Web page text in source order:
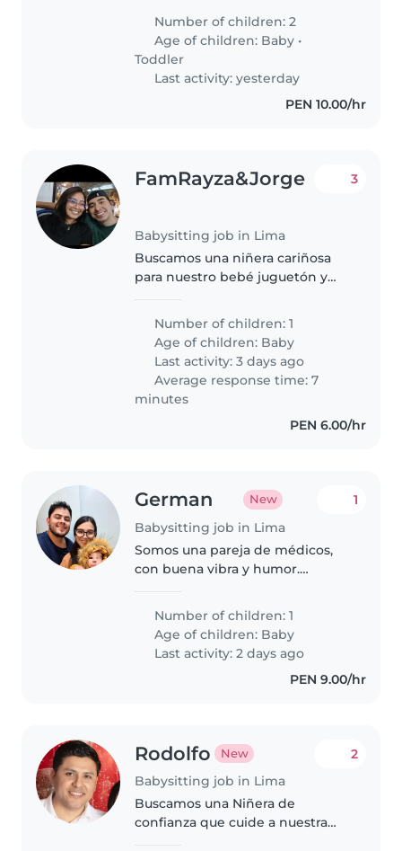
bisabuelos.
Number of children: 2
Age of children: Baby •
Toddler
Last activity: yesterday
PEN 10.00/hr
FamRayza&Jorge
Babysitting job in Lima
3
Buscamos una niñera cariñosa
para nuestro bebé juguetón y
medio. Preferimos que sea
flexible y cómoda con cocinar y
realizar algunas tareas
domésticas...
Number of children: 1
Age of children: Baby
Last activity: 3 days ago
Average response time: 7
minutes
PEN 6.00/hr
German New
Babysitting job in Lima
1
Somos una pareja de médicos,
con buena vibra y humor.
hijo de 2 meses, principalmente
en horario de 7am-6pm, con
posibilidad..
Number of children: 1
Age of children: Baby
Last activity: 2 days ago
PEN 9.00/hr
Rodolfo New
Babysitting job in Lima
2
Buscamos una Niñera de
confianza que cuide a nuestra